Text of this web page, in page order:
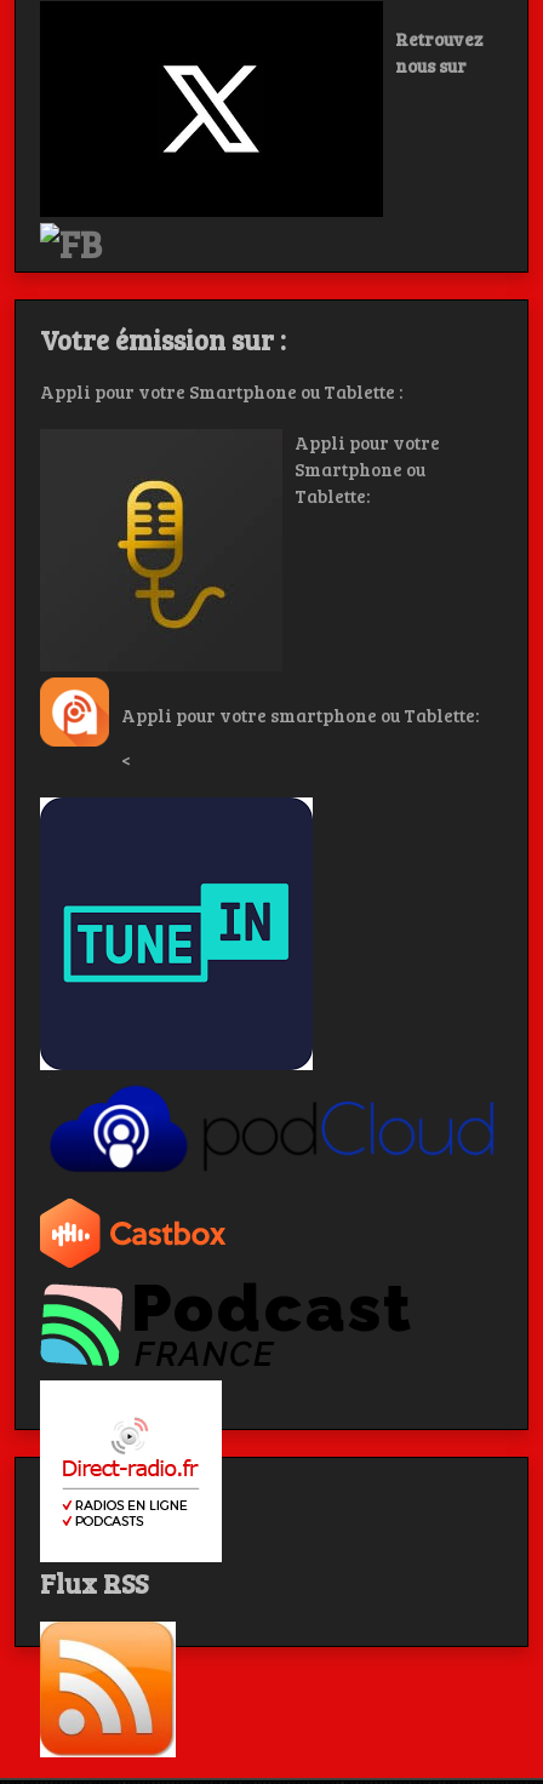
Retrouvez
nous sur
Votre émission sur :
Appli pour votre Smartphone ou Tablette :
Appli pour votre
Smartphone ou
Tablette:
Appli pour votre smartphone ou Tablette:
<
Flux RSS